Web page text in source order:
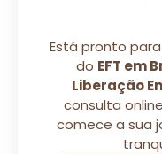
Está pronto
do EFT em
Liberação
consulta
comece a sua